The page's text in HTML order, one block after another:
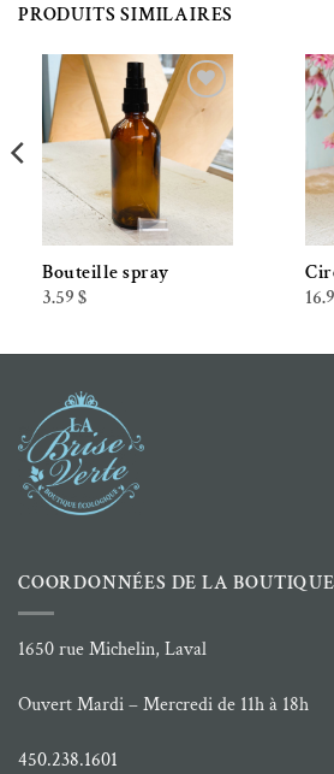
PRODUITS SIMILAIRES
Ajouter à la liste de souhaits
Bouteille spray
3.59 $
COORDONNÉES DE LA BOUTIQUE
1650 rue Michelin, Laval
Ouvert Mardi – Mercredi de 11h à 18h
450.238.1601